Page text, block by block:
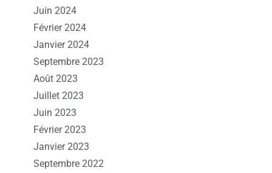
Juin 2024
Février 2024
Janvier 2024
Septembre 2023
Août 2023
Juillet 2023
Juin 2023
Février 2023
Janvier 2023
Septembre 2022